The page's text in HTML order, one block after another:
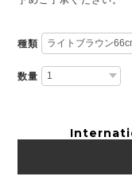
種類
数量